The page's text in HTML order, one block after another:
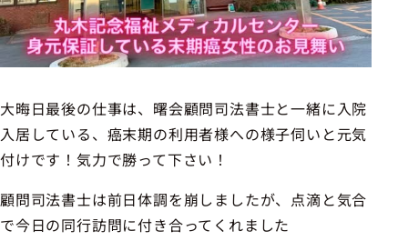
大晦日最後の仕事は、曙会顧問司法書士と一緒に入院
入居している、癌末期の利用者様への様子伺いと元気
付けです！気力で勝って下さい！
顧問司法書士は前日体調を崩しましたが、点滴と気合
で今日の同行訪問に付き合ってくれました